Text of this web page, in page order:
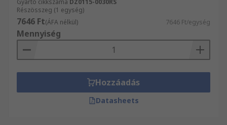
Gyártó cikkszáma DZ0115-0030RS
Részösszeg (1 egység)
7646 Ft(ÁFA nélkül) 7646 Ft/egység
Mennyiség
Hozzáadás
Datasheets